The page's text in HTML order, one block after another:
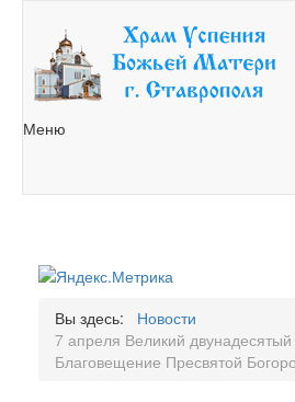
Меню
Вы здесь:
Новости
7 апреля Великий двунадесятый
Благовещение Пресвятой